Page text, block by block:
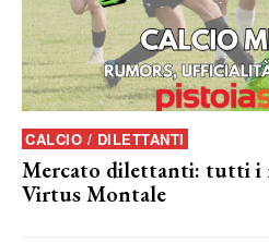
CALCIO / DILETTANTI
Mercato dilettanti: tutti i
Virtus Montale